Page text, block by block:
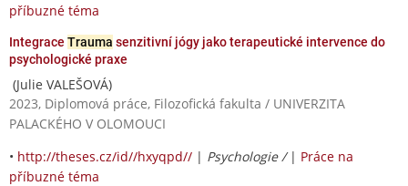
příbuzné téma
Integrace Trauma senzitivní jógy jako terapeutické intervence do
psychologické praxe
(Julie VALEŠOVÁ)
2023, Diplomová práce, Filozofická fakulta / UNIVERZITA
PALACKÉHO V OLOMOUCI
• http://theses.cz/id//hxyqpd// | Psychologie / | Práce na
příbuzné téma